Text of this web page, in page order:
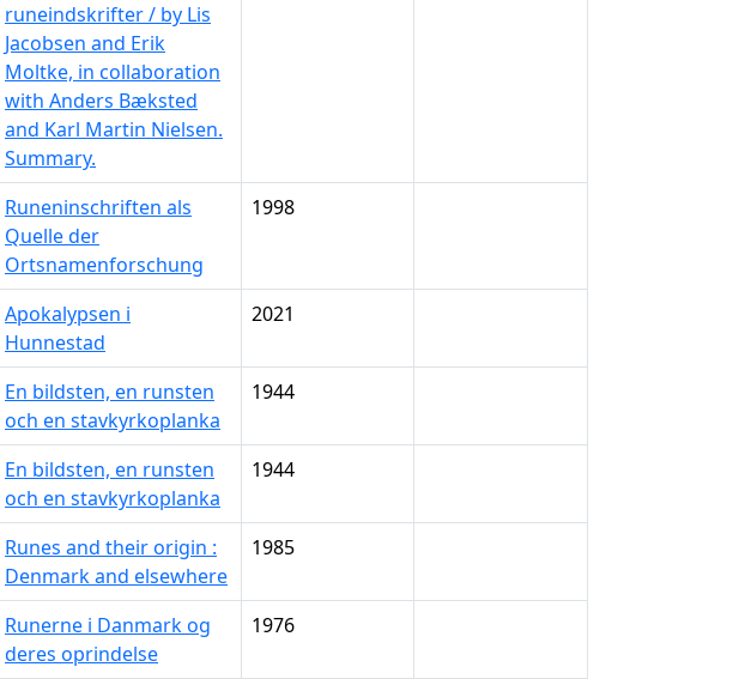
runeindskrifter / by Lis
Jacobsen and Erik
Moltke, in collaboration
with Anders Bæksted
and Karl Martin Nielsen.
Summary.
Runeninschriften als
Quelle der
Ortsnamenforschung
1998
Apokalypsen i
Hunnestad
2021
En bildsten, en runsten
och en stavkyrkoplanka
1944
En bildsten, en runsten
och en stavkyrkoplanka
1944
Runes and their origin :
Denmark and elsewhere
1985
Runerne i Danmark og
deres oprindelse
1976